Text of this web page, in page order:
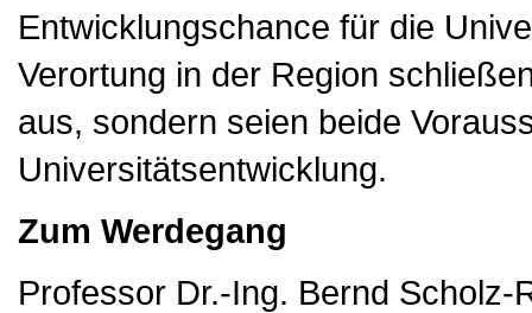
Entwicklungschance für die
Verortung in der Region
aus, sondern seien beide
Universitätsentwicklung.
Zum Werdegang
Professor Dr.-Ing. Bernd